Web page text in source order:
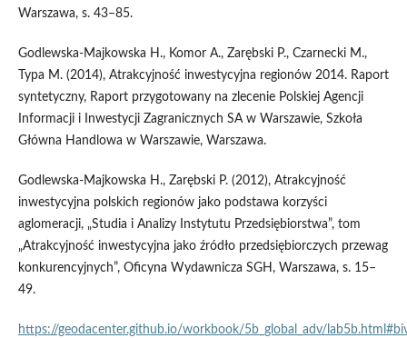
Warszawa, s. 43–85.
Godlewska‑Majkowska H., Komor A., Zarębski P., Czarnecki M.,
Typa M. (2014), Atrakcyjność inwestycyjna regionów 2014. Raport
syntetyczny, Raport przygotowany na zlecenie Polskiej Agencji
Informacji i Inwestycji Zagranicznych SA w Warszawie, Szkoła
Główna Handlowa w Warszawie, Warszawa.
Godlewska‑Majkowska H., Zarębski P. (2012), Atrakcyjność
inwestycyjna polskich regionów jako podstawa korzyści
aglomeracji, „Studia i Analizy Instytutu Przedsiębiorstwa”, tom
„Atrakcyjność inwestycyjna jako źródło przedsiębiorczych przewag
konkurencyjnych”, Oficyna Wydawnicza SGH, Warszawa, s. 15–
49.
https://geodacenter.github.io/workbook/5b_global_adv/